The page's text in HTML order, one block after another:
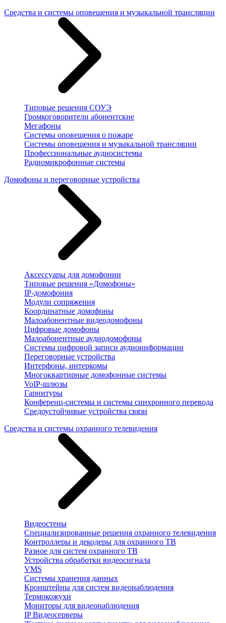
Средства и системы оповещения и музыкальной трансляции
Типовые решения СОУЭ
Громкоговорители абонентские
Мегафоны
Системы оповещения о пожаре
Системы оповещения и музыкальной трансляции
Профессиональные аудиосистемы
Радиомикрофонные системы
Домофоны и переговорные устройства
Аксессуары для домофонии
Типовые решения «Домофоны»
IP-домофония
Модули сопряжения
Координатные домофоны
Малоабонентные видеодомофоны
Цифровые домофоны
Малоабонентные аудиодомофоны
Системы цифровой записи аудиоинформации
Переговорные устройства
Интерфоны, интеркомы
Многоквартирные домофонные системы
VoIP-шлюзы
Гарнитуры
Конференц-системы и системы синхронного перевода
Средоустойчивые устройства связи
Средства и системы охранного телевидения
Видеостены
Специализированные решения охранного телевидения
Контроллеры и декодеры для охранного ТВ
Разное для систем охранного ТВ
Устройства обработки видеосигнала
VMS
Системы хранения данных
Кронштейны для систем видеонаблюдения
Термокожухи
Мониторы для видеонаблюдения
IP Видеосерверы